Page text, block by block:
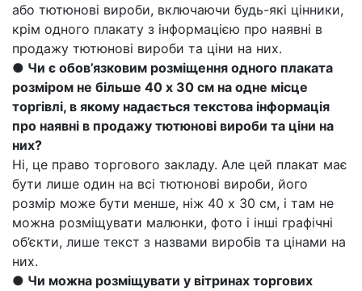
або тютюнові вироби, включаючи будь-які цінники,
крім одного плакату з інформацією про наявні в
продажу тютюнові вироби та ціни на них.
● Чи є обов’язковим розміщення одного плаката
розміром не більше 40 х 30 см на одне місце
торгівлі, в якому надається текстова інформація
про наявні в продажу тютюнові вироби та ціни на
них?
Ні, це право торгового закладу. Але цей плакат має
бути лише один на всі тютюнові вироби, його
розмір може бути менше, ніж 40 х 30 см, і там не
можна розміщувати малюнки, фото і інші графічні
об’єкти, лише текст з назвами виробів та цінами на
них.
● Чи можна розміщувати у вітринах торгових